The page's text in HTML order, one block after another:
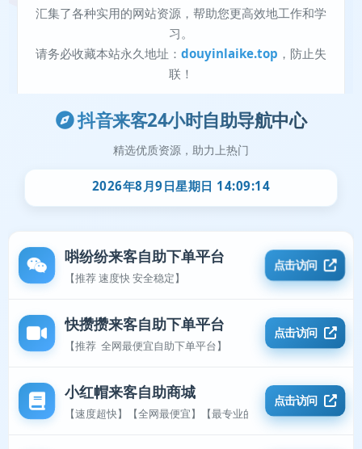
抖音来客24小时自助导航中心
精选优质资源，助力上热门
2026年8月9日星期日 14:09:14
唞纷纷来客自助下单平台
【推荐 速度快 安全稳定】
点击访问
快攒攒来客自助下单平台
【推荐 全网最便宜自助下单平台】
点击访问
小红帽来客自助商城
【速度超快】【全网最便宜】【最专业的平台】
点击访问